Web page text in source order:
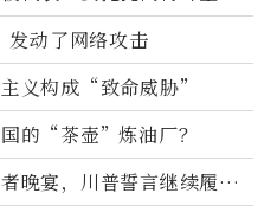
动了网络攻击
义构成“致命威胁”
的“茶壶”炼油厂？
晚宴，川普誓言继续履行